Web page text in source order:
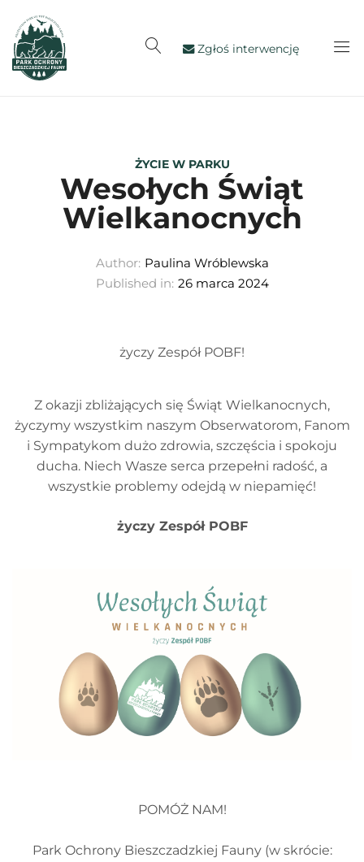
Zgłoś interwencję
ŻYCIE W PARKU
Wesołych Świąt
Wielkanocnych
Author: Paulina Wróblewska
Published in: 26 marca 2024
życzy Zespół POBF!
Z okazji zbliżających się Świąt Wielkanocnych,
życzymy wszystkim naszym Obserwatorom, Fanom
i Sympatykom dużo zdrowia, szczęścia i spokoju
ducha. Niech Wasze serca przepełni radość, a
wszystkie problemy odejdą w niepamięć!
życzy Zespół POBF
POMÓŻ NAM!
Park Ochrony Bieszczadzkiej Fauny (w skrócie: